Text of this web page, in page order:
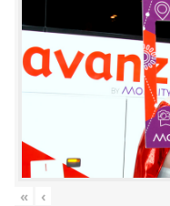
« ‹